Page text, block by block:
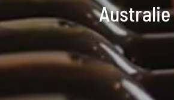
Australie